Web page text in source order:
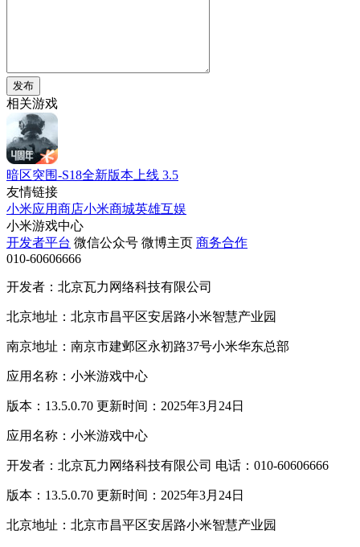
发布
相关游戏
暗区突围-S18全新版本上线 3.5
友情链接
小米应用商店小米商城英雄互娱
小米游戏中心
开发者平台 微信公众号 微博主页 商务合作
010-60606666
开发者：北京瓦力网络科技有限公司
北京地址：北京市昌平区安居路小米智慧产业园
南京地址：南京市建邺区永初路37号小米华东总部
应用名称：小米游戏中心
版本：13.5.0.70 更新时间：2025年3月24日
应用名称：小米游戏中心
开发者：北京瓦力网络科技有限公司 电话：010-60606666
版本：13.5.0.70 更新时间：2025年3月24日
北京地址：北京市昌平区安居路小米智慧产业园